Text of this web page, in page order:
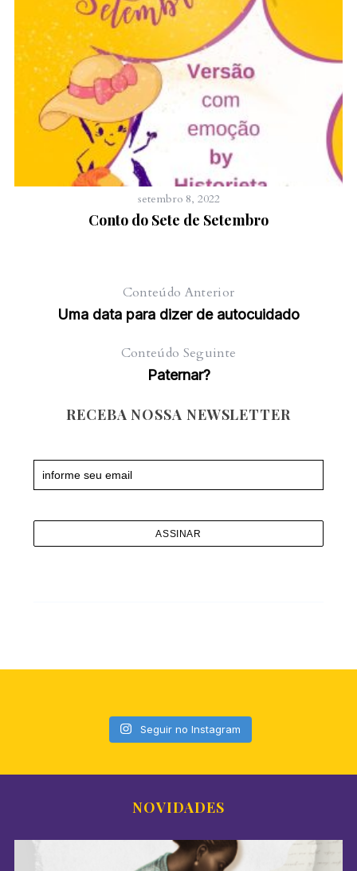
setembro 8, 2022
Conto do Sete de Setembro
Conteúdo Anterior
Uma data para dizer de autocuidado
Conteúdo Seguinte
Paternar?
RECEBA NOSSA NEWSLETTER
Seguir no Instagram
NOVIDADES